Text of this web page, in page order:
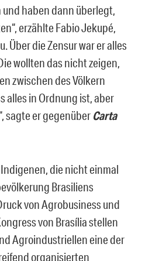
haben dann überlegt,
erzählte Fabio Jekupé,
Über die Zensur war er alles
wollten das nicht zeigen,
zwischen des Völkern
alles in Ordnung ist, aber
sagte er gegenüber Carta
die nicht einmal
Brasiliens
von Agrobusiness und
von Brasília stellen
Agroindustriellen eine der
organisierten